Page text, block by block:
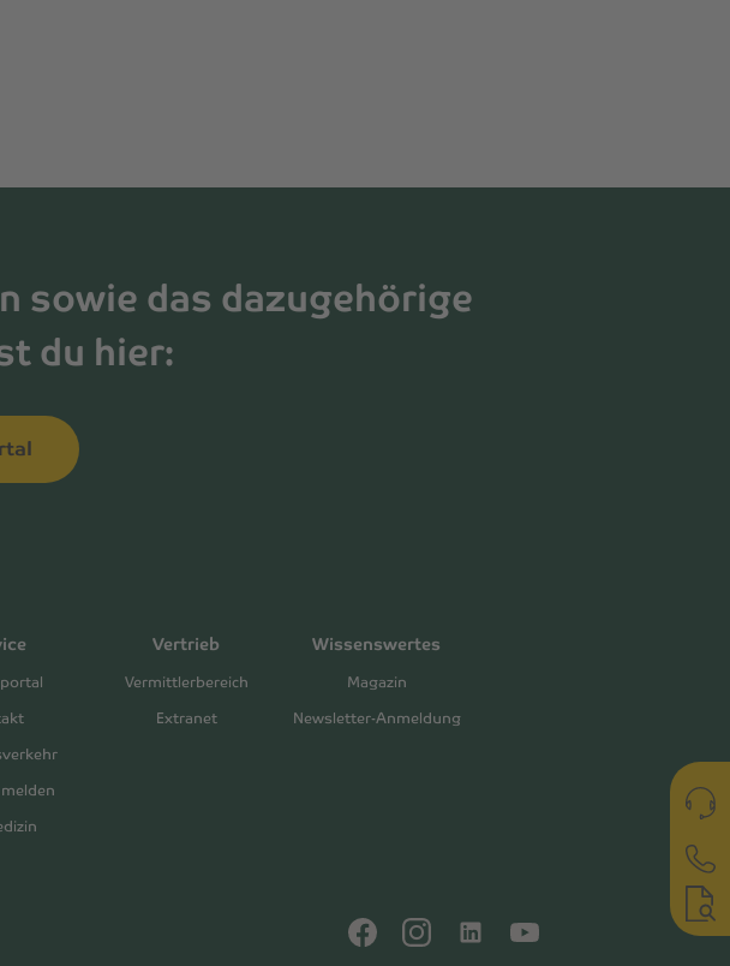
sowie das dazugehörige
du hier:
Vertrieb
Vermittlerbereich
Extranet
Wissenswertes
Magazin
Newsletter-Anmeldung